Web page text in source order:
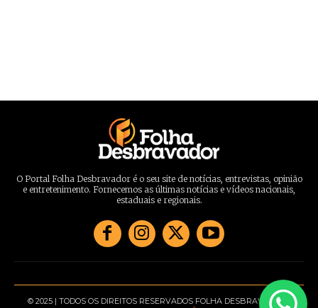
O Portal Folha Desbravador é o seu site de notícias, entrevistas, opinião
e entretenimento. Fornecemos as últimas notícias e vídeos nacionais,
estaduais e regionais.
© 2025 | TODOS OS DIREITOS RESERVADOS FOLHA DESBRAVADOR |